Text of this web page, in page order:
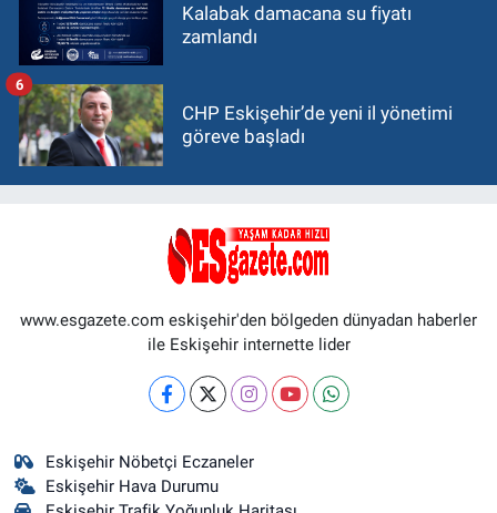
Kalabak damacana su fiyatı
zamlandı
CHP Eskişehir’de yeni il yönetimi
göreve başladı
6
www.esgazete.com eskişehir'den bölgeden dünyadan haberler
ile Eskişehir internette lider
Eskişehir Nöbetçi Eczaneler
Eskişehir Hava Durumu